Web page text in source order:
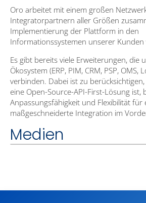
Oro arbeitet mit einem großen
Integratorpartnern aller Größen
Implementierung der Plattform in den
Informationssystemen unserer
Es gibt bereits viele Erweiterungen, die
Ökosystem (ERP, PIM, CRM, PSP, OMS,
verbinden. Dabei ist zu
eine Open-Source-API-First-Lösung ist,
Anpassungsfähigkeit und Flexibilität für
maßgeschneiderte Integration im
Medien